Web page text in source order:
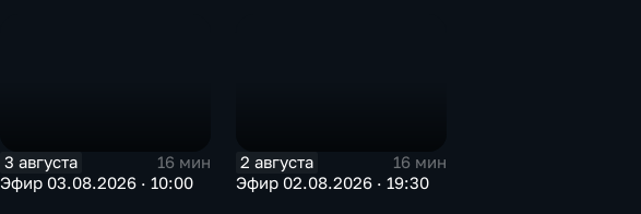
3 августа
16 мин
Эфир 03.08.2026 · 10:00
2 августа
16 мин
Эфир 02.08.2026 · 19:30